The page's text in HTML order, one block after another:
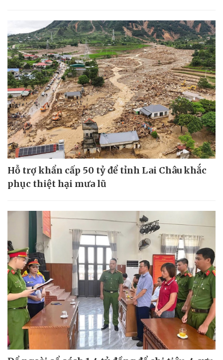
Hỗ trợ khẩn cấp 50 tỷ để tỉnh Lai Châu khắc
phục thiệt hại mưa lũ